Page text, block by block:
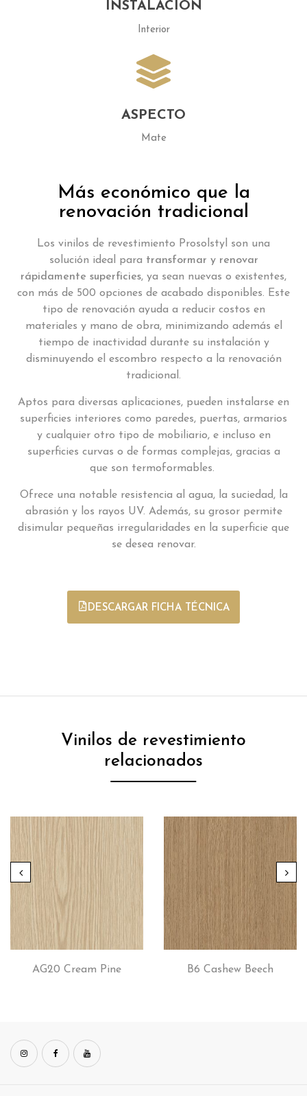
INSTALACIÓN
Interior
ASPECTO
Mate
Más económico que la
renovación tradicional
Los vinilos de revestimiento Prosolstyl son una
solución ideal para transformar y renovar
rápidamente superficies, ya sean nuevas o existentes,
con más de 500 opciones de acabado disponibles. Este
tipo de renovación ayuda a reducir costos en
materiales y mano de obra, minimizando además el
tiempo de inactividad durante su instalación y
disminuyendo el escombro respecto a la renovación
tradicional.
Aptos para diversas aplicaciones, pueden instalarse en
superficies interiores como paredes, puertas, armarios
y cualquier otro tipo de mobiliario, e incluso en
superficies curvas o de formas complejas, gracias a
que son termoformables.
Ofrece una notable resistencia al agua, la suciedad, la
abrasión y los rayos UV. Además, su grosor permite
disimular pequeñas irregularidades en la superficie que
se desea renovar.
DESCARGAR FICHA TÉCNICA
Vinilos de revestimiento
relacionados
AG20 Cream Pine B6 Cashew Beech